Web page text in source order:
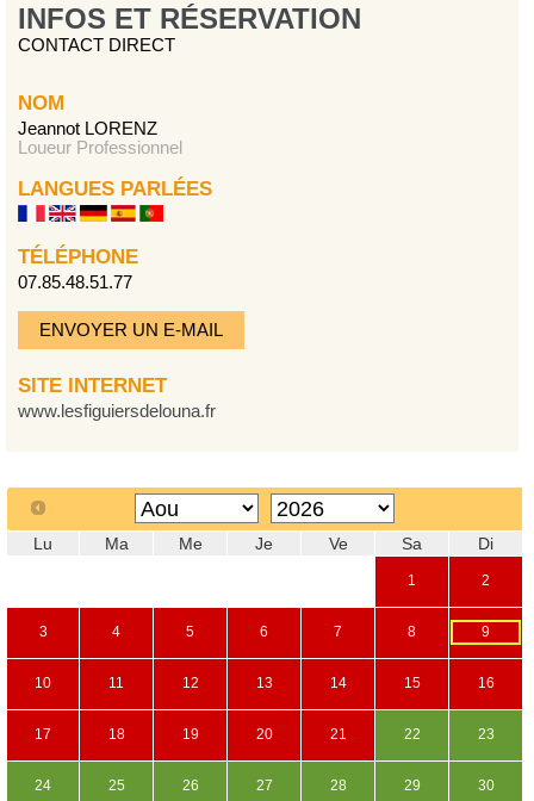
INFOS ET RÉSERVATION
CONTACT DIRECT
NOM
Jeannot LORENZ
Loueur Professionnel
LANGUES PARLÉES
TÉLÉPHONE
07.85.48.51.77
ENVOYER UN E-MAIL
SITE INTERNET
www.lesfiguiersdelouna.fr
Lu Ma Me Je Ve Sa Di
1 2
3 4 5 6 7 8 9
10 11 12 13 14 15 16
17 18 19 20 21 22 23
24 25 26 27 28 29 30